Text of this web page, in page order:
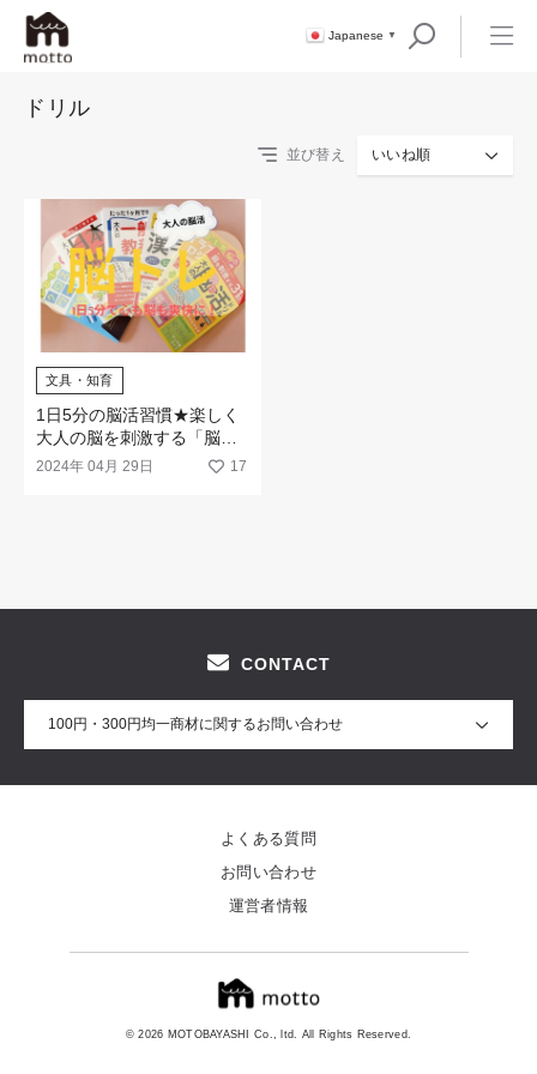
Japanese ▼
ドリル
並び替え いいね順
文具・知育
1日5分の脳活習慣★楽しく
大人の脳を刺激する「脳ト
レ」
2024年 04月 29日 17
CONTACT
100円・300円均一商材に関するお問い合わせ
© 2026 MOTOBAYASHI Co., ltd. All Rights Reserved.
よくある質問
お問い合わせ
運営者情報